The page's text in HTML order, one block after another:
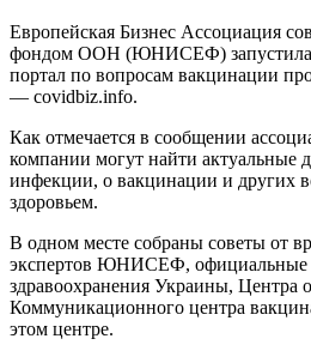
Европейская Бизнес Ассоциация
фондом ООН (ЮНИСЕФ)
портал по вопросам вакцинации
— covidbiz.info.
Как отмечается в сообщении
компании могут найти актуальные
инфекции, о вакцинации и других
здоровьем.
В одном месте собраны советы от
экспертов ЮНИСЕФ,
здравоохранения Украины, Центра
Коммуникационного центра
этом центре.